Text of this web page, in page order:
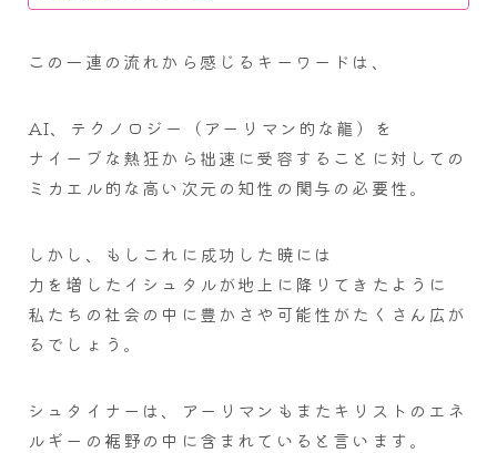
この一連の流れから感じるキーワードは、
AI、テクノロジー（アーリマン的な龍）を
ナイーブな熱狂から拙速に受容することに対しての
ミカエル的な高い次元の知性の関与の必要性。
しかし、もしこれに成功した暁には
力を増したイシュタルが地上に降りてきたように
私たちの社会の中に豊かさや可能性がたくさん広が
るでしょう。
シュタイナーは、アーリマンもまたキリストのエネ
ルギーの裾野の中に含まれていると言います。